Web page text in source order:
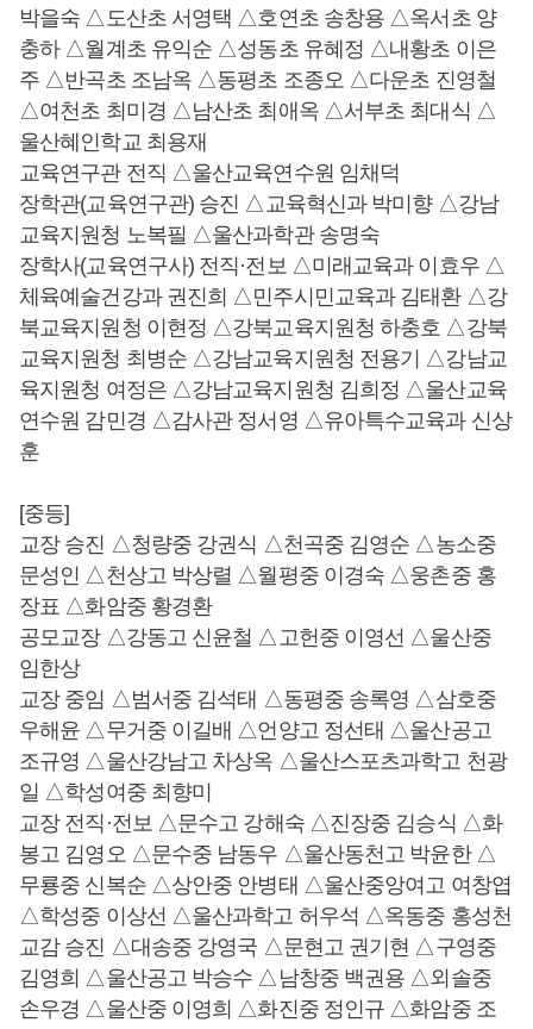
박을숙 △도산초 서영택 △호연초 송창용 △옥서초 양
충하 △월계초 유익순 △성동초 유혜정 △내황초 이은
주 △반곡초 조남옥 △동평초 조종오 △다운초 진영철
△여천초 최미경 △남산초 최애옥 △서부초 최대식 △
울산혜인학교 최용재
교육연구관 전직 △울산교육연수원 임채덕
장학관(교육연구관) 승진 △교육혁신과 박미향 △강남
교육지원청 노복필 △울산과학관 송명숙
장학사(교육연구사) 전직·전보 △미래교육과 이효우 △
체육예술건강과 권진희 △민주시민교육과 김태환 △강
북교육지원청 이현정 △강북교육지원청 하충호 △강북
교육지원청 최병순 △강남교육지원청 전용기 △강남교
육지원청 여정은 △강남교육지원청 김희정 △울산교육
연수원 감민경 △감사관 정서영 △유아특수교육과 신상
훈
[중등]
교장 승진 △청량중 강권식 △천곡중 김영순 △농소중
문성인 △천상고 박상렬 △월평중 이경숙 △웅촌중 홍
장표 △화암중 황경환
공모교장 △강동고 신윤철 △고헌중 이영선 △울산중
임한상
교장 중임 △범서중 김석태 △동평중 송록영 △삼호중
우해윤 △무거중 이길배 △언양고 정선태 △울산공고
조규영 △울산강남고 차상옥 △울산스포츠과학고 천광
일 △학성여중 최향미
교장 전직·전보 △문수고 강해숙 △진장중 김승식 △화
봉고 김영오 △문수중 남동우 △울산동천고 박윤한 △
무룡중 신복순 △상안중 안병태 △울산중앙여고 여창엽
△학성중 이상선 △울산과학고 허우석 △옥동중 홍성천
교감 승진 △대송중 강영국 △문현고 권기현 △구영중
김영희 △울산공고 박승수 △남창중 백권용 △외솔중
손우경 △울산중 이영희 △화진중 정인규 △화암중 조